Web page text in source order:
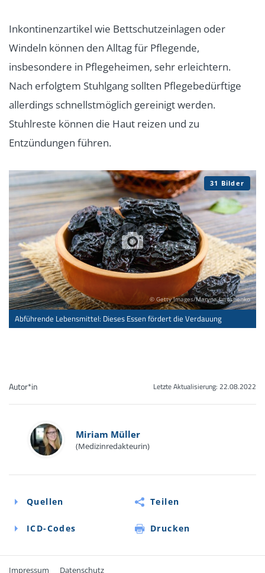
Inkontinenzartikel wie Bettschutzeinlagen oder
Windeln können den Alltag für Pflegende,
insbesondere in Pflegeheimen, sehr erleichtern.
Nach erfolgtem Stuhlgang sollten Pflegebedürftige
allerdings schnellstmöglich gereinigt werden.
Stuhlreste können die Haut reizen und zu
Entzündungen führen.
© Getty Images/Maryna Iaroshenko
Abführende Lebensmittel: Dieses Essen fördert die Verdauung
31 Bilder
Letzte Aktualisierung: 22.08.2022
Autor*in
Miriam Müller
(Medizinredakteurin)
Quellen Teilen
ICD-Codes Drucken
Impressum Datenschutz